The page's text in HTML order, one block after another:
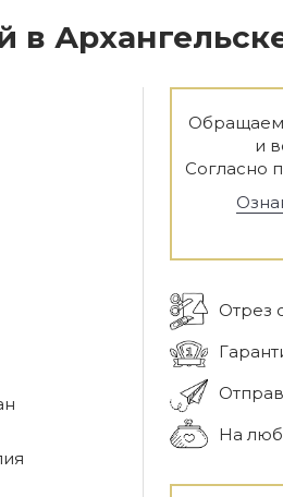
в
Обращаем
и
Согласно
Отрез
На